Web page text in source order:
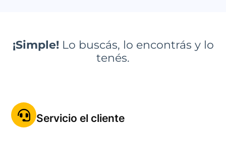
¡Simple!Lo buscás, lo encontrás y lo
tenés.
Servicio el cliente